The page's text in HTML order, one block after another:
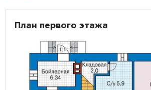
План первого этажа